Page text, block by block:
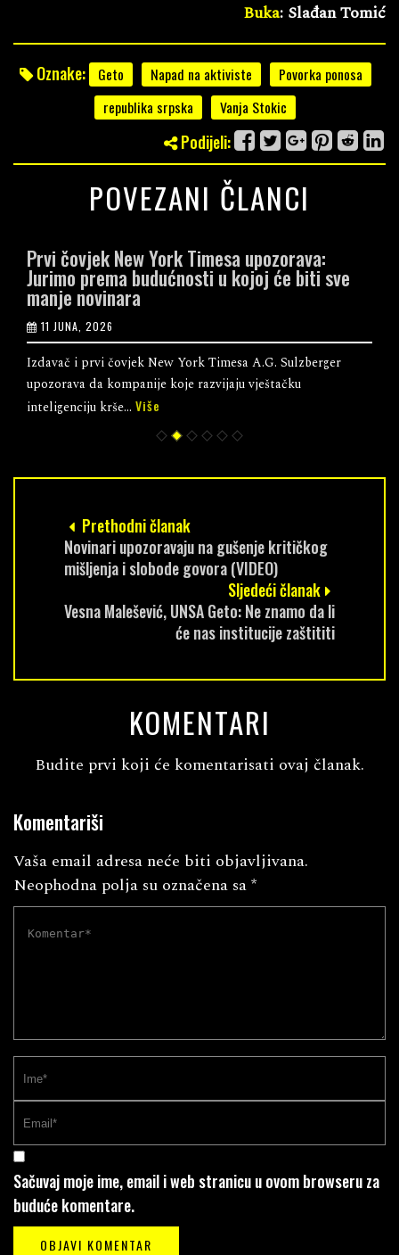
Buka: Slađan Tomić
Oznake: Geto Napad na aktiviste
Povorka ponosa
republika srpska
Vanja Stokic
Podijeli:
POVEZANI ČLANCI
Prvi čovjek New York Timesa upozorava:
Jurimo prema budućnosti u kojoj će biti sve
manje novinara
11 JUNA, 2026
Izdavač i prvi čovjek New York Timesa A.G. Sulzberger
upozorava da kompanije koje razvijaju vještačku
inteligenciju krše... Više
Prethodni članak
Novinari upozoravaju na gušenje kritičkog
mišljenja i slobode govora (VIDEO)
Sljedeći članak
Vesna Malešević, UNSA Geto: Ne znamo da li
će nas institucije zaštititi
KOMENTARI
Budite prvi koji će komentarisati ovaj članak.
Komentariši
Vaša email adresa neće biti objavljivana.
Neophodna polja su označena sa*
Sačuvaj moje ime, email i web stranicu u ovom browseru za
buduće komentare.